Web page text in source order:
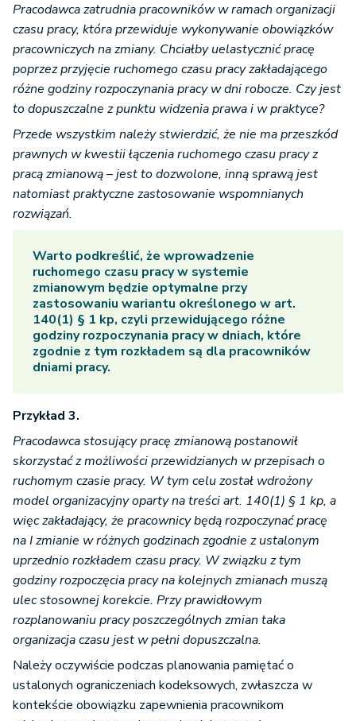
Pracodawca zatrudnia pracowników w ramach organizacji
czasu pracy, która przewiduje wykonywanie obowiązków
pracowniczych na zmiany. Chciałby uelastycznić pracę
poprzez przyjęcie ruchomego czasu pracy zakładającego
różne godziny rozpoczynania pracy w dni robocze. Czy jest
to dopuszczalne z punktu widzenia prawa i w praktyce?
Przede wszystkim należy stwierdzić, że nie ma przeszkód
prawnych w kwestii łączenia ruchomego czasu pracy z
pracą zmianową – jest to dozwolone, inną sprawą jest
natomiast praktyczne zastosowanie wspomnianych
rozwiązań.
Warto podkreślić, że wprowadzenie
ruchomego czasu pracy w systemie
zmianowym będzie optymalne przy
zastosowaniu wariantu określonego w art.
140(1) § 1 kp, czyli przewidującego różne
godziny rozpoczynania pracy w dniach, które
zgodnie z tym rozkładem są dla pracowników
dniami pracy.
Przykład 3.
Pracodawca stosujący pracę zmianową postanowił
skorzystać z możliwości przewidzianych w przepisach o
ruchomym czasie pracy. W tym celu został wdrożony
model organizacyjny oparty na treści art. 140(1) § 1 kp, a
więc zakładający, że pracownicy będą rozpoczynać pracę
na I zmianie w różnych godzinach zgodnie z ustalonym
uprzednio rozkładem czasu pracy. W związku z tym
godziny rozpoczęcia pracy na kolejnych zmianach muszą
ulec stosownej korekcie. Przy prawidłowym
rozplanowaniu pracy poszczególnych zmian taka
organizacja czasu jest w pełni dopuszczalna.
Należy oczywiście podczas planowania pamiętać o
ustalonych ograniczeniach kodeksowych, zwłaszcza w
kontekście obowiązku zapewnienia pracownikom